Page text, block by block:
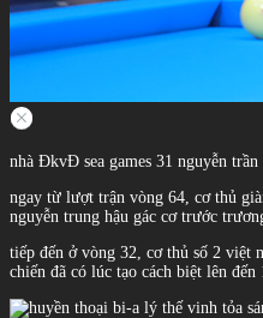
nhà ĐkvĐ sea games 31 nguyễn
ngay từ lượt trận vòng 64, cơ thủ
nguyễn trung hậu gác cơ trước
tiếp đến ở vòng 32, cơ thủ số 2 việt
chiến đã có lúc tạo cách biệt lên